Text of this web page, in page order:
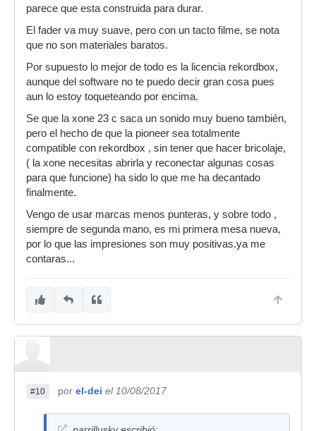
parece que esta construida para durar.
El fader va muy suave, pero con un tacto filme, se nota
que no son materiales baratos.
Por supuesto lo mejor de todo es la licencia rekordbox,
aunque del software no te puedo decir gran cosa pues
aun lo estoy toqueteando por encima.
Se que la xone 23 c saca un sonido muy bueno también,
pero el hecho de que la pioneer sea totalmente
compatible con rekordbox , sin tener que hacer bricolaje,
( la xone necesitas abrirla y reconectar algunas cosas
para que funcione) ha sido lo que me ha decantado
finalmente.
Vengo de usar marcas menos punteras, y sobre todo ,
siempre de segunda mano, es mi primera mesa nueva,
por lo que las impresiones son muy positivas.ya me
contaras...
#10 por el-dei el 10/08/2017